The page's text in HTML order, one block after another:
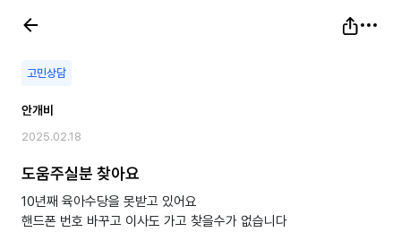
고민상담
안개비
2025.02.18
도움주실분 찾아요
10년째 육아수당을 못받고 있어요
핸드폰 번호 바꾸고 이사도 가고 찾을수가 없습니다